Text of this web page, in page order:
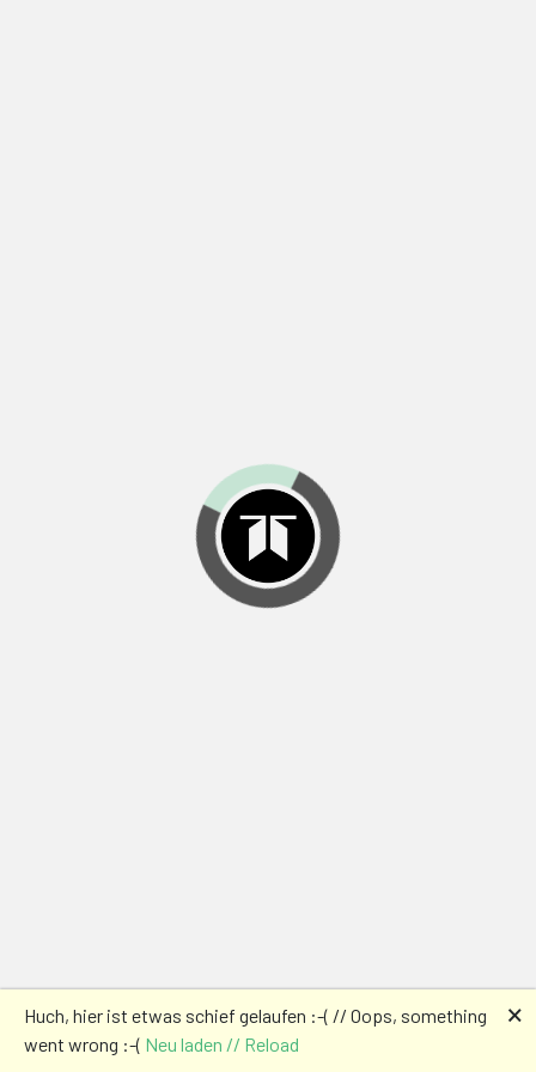
Huch, hier ist etwas schief gelaufen :-( // Oops, something
went wrong :-( Neu laden // Reload
🗙